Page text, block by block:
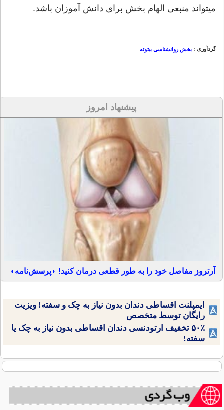
میتواند منبعی الهام بخش برای دانش آموزان باشد.
گردآوری : بخش روانشناسی بیتوته
پیشنهاد امروز
آرتروز مفاصل خود را به طور قطعی درمان کنید! ◗پرسش‌نامه◖
ایمپلنت اقساطی دندان بدون نیاز به چک و سفته! ویزیت
رایگان توسط متخصص
۵۰٪ تخفیف ارتودنسی دندان اقساطی بدون نیاز به چک یا
سفته!